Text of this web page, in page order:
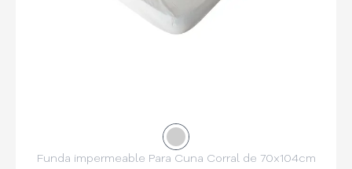
Funda impermeable Para Cuna Corral de 70x104cm